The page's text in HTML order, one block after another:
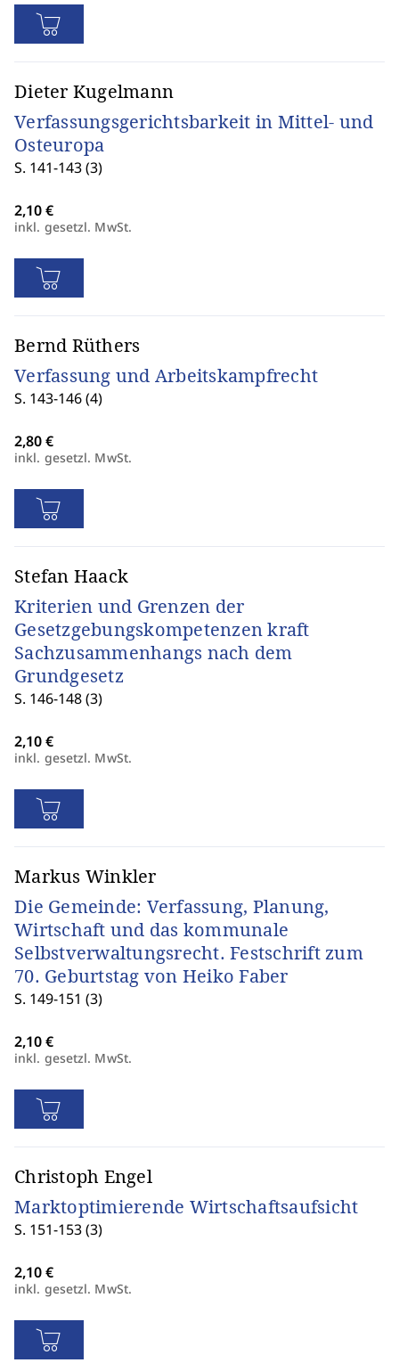
Dieter Kugelmann
Verfassungsgerichtsbarkeit in Mittel- und
Osteuropa
S. 141-143 (3)
inkl. gesetzl. MwSt.
Bernd Rüthers
Verfassung und Arbeitskampfrecht
S. 143-146 (4)
inkl. gesetzl. MwSt.
Stefan Haack
Kriterien und Grenzen der
Gesetzgebungskompetenzen kraft
Sachzusammenhangs nach dem
Grundgesetz
S. 146-148 (3)
inkl. gesetzl. MwSt.
Markus Winkler
Die Gemeinde: Verfassung, Planung,
Wirtschaft und das kommunale
Selbstverwaltungsrecht. Festschrift zum
70. Geburtstag von Heiko Faber
S. 149-151 (3)
inkl. gesetzl. MwSt.
Christoph Engel
Marktoptimierende Wirtschaftsaufsicht
S. 151-153 (3)
inkl. gesetzl. MwSt.